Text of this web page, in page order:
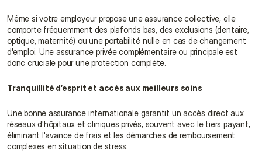
Même si votre employeur propose une assurance collective, elle
comporte fréquemment des plafonds bas, des exclusions (dentaire,
optique, maternité) ou une portabilité nulle en cas de changement
d'emploi. Une assurance privée complémentaire ou principale est
donc cruciale pour une protection complète.
Tranquillité d’esprit et accès aux meilleurs soins
Une bonne assurance internationale garantit un accès direct aux
réseaux d'hôpitaux et cliniques privés, souvent avec le tiers payant,
éliminant l'avance de frais et les démarches de remboursement
complexes en situation de stress.